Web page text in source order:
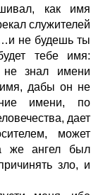
как имя
служителей
не будешь ты
тебе имя:
знал имени
имя, дабы он не
имени, по
дает
может
же ангел был
зло, и